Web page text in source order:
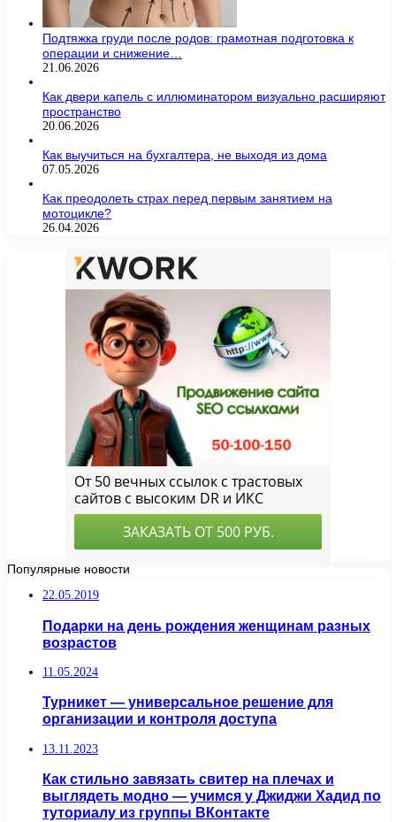
Подтяжка груди после родов: грамотная подготовка к
операции и снижение…
21.06.2026
Как двери капель с иллюминатором визуально расширяют
пространство
20.06.2026
Как выучиться на бухгалтера, не выходя из дома
07.05.2026
Как преодолеть страх перед первым занятием на
мотоцикле?
26.04.2026
Популярные новости
22.05.2019
Подарки на день рождения женщинам разных
возрастов
11.05.2024
Турникет — универсальное решение для
организации и контроля доступа
13.11.2023
Как стильно завязать свитер на плечах и
выглядеть модно — учимся у Джиджи Хадид по
туториалу из группы ВКонтакте